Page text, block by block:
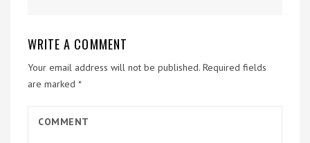
WRITE A COMMENT
Your email address will not be published. Required fields
are marked *